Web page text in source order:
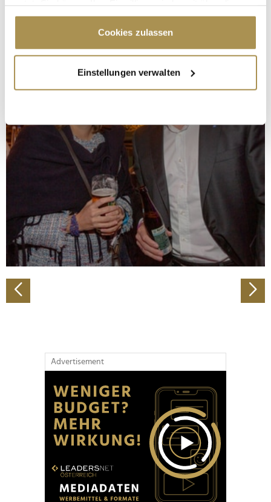
Cookie-Erklärung oder durch Klicken auf das Privacy
Trigger Symbol ändern oder widerrufen
Informationen über Ihre geografische Lage
erfassen, welche bis auf einige Meter genau sein
bestimmten Merkmalen (Fingerprinting) identifizieren
Erfahren Sie mehr darüber, wie Ihre persönlichen Daten
verarbeitet werden, und legen Sie Ihre Präferenzen im
Abschnitt Einzelheitenfest.
Wir verwenden Cookies, um Inhalte und Anzeigen zu
personalisieren, Funktionen für soziale Medien anbieten
zu können und die Zugriffe auf unsere Website zu
analysieren. Außerdem geben wir Informationen zu Ihrer
Verwendung unserer Website an unsere Partner für
soziale Medien, Werbung und Analysen weiter. Unsere
Partner führen diese Informationen möglicherweise mit
Cookies zulassen
Einstellungen verwalten
Advertisement